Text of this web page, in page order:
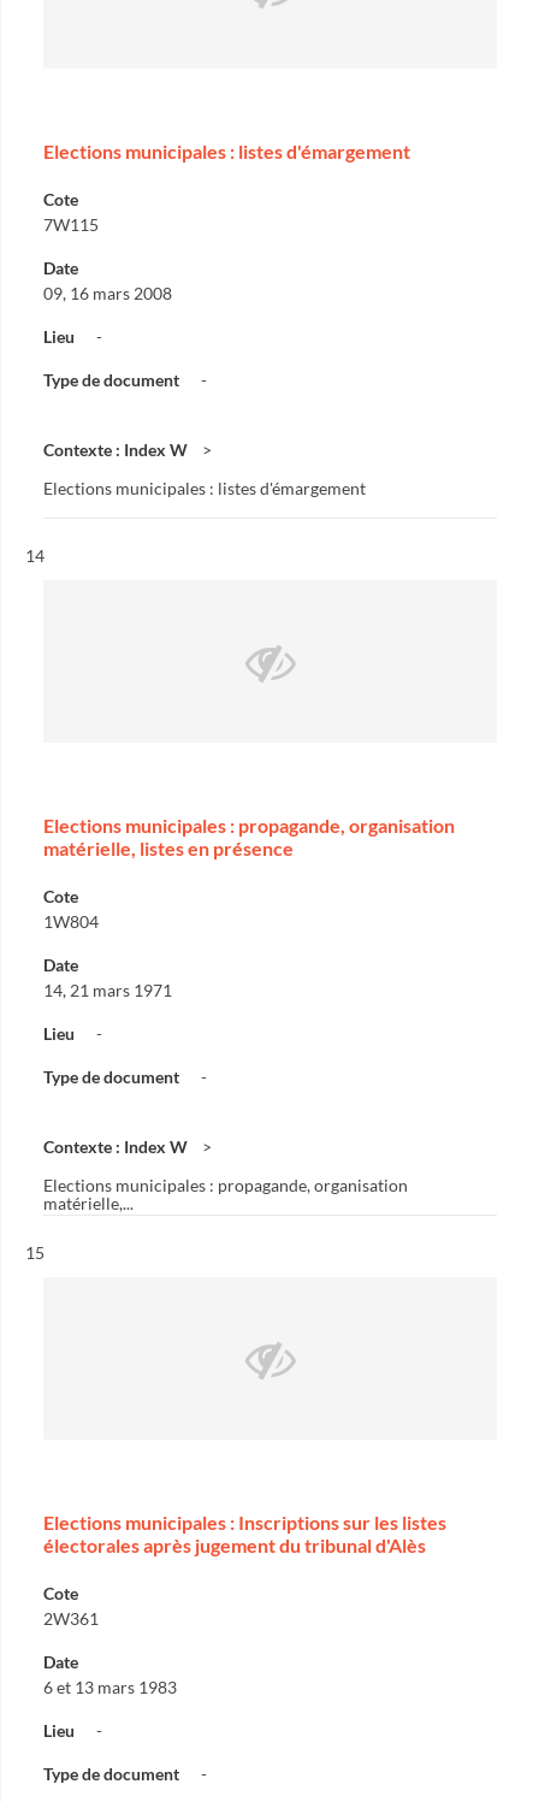
Elections municipales : listes d'émargement
Cote
7W115
Date
09, 16 mars 2008
Lieu -
Type de document -
Contexte : Index W
Elections municipales : listes d'émargement
Résultat n°
14
Elections municipales : propagande, organisation
matérielle, listes en présence
Cote
1W804
Date
14, 21 mars 1971
Lieu -
Type de document -
Contexte : Index W
Elections municipales : propagande, organisation
matérielle,...
Résultat n°
15
Elections municipales : Inscriptions sur les listes
électorales après jugement du tribunal d'Alès
Cote
2W361
Date
6 et 13 mars 1983
Lieu -
Type de document -